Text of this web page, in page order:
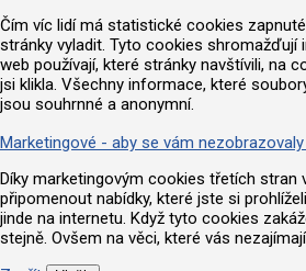
Čím víc lidí má statistické cookies
stránky vyladit. Tyto cookies shromažďují
web používají, které stránky navštívili, na
jsi klikla. Všechny informace, které
jsou souhrnné a anonymní.
Marketingové - aby se vám
Díky marketingovým cookies třetích stran
připomenout nabídky, které jste si
jinde na internetu. Když tyto cookies
stejně. Ovšem na věci, které vás